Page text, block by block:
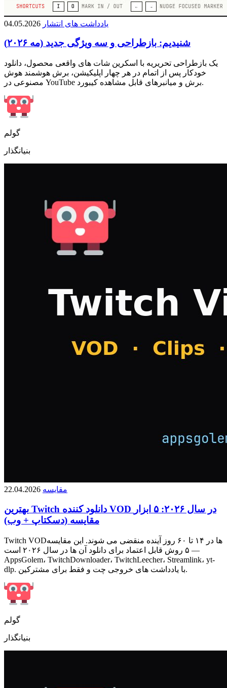
04.05.2026 یادداشت های انتشار
شنیدیم: بازطراحی و سه ویژگی جدید (مه ۲۰۲۶)
یک بازطراحی تحریریه با اسکرین شات های واقعی محصول، دانلود
خودکار پس از اتمام در هر چهار اپلیکیشن، برش هوشمند هوش
مصنوعی در YouTube برش و میانبرهای قابل مشاهده کیبورد.
گولم
بنیانگذار
22.04.2026 مقایسه
بهترین Twitch دانلود کننده VOD در سال ۲۰۲۶: ۵ ابزار
مقایسه (دسکتاپ + وب)
Twitch VODها در ۱۴ تا ۶۰ روز آینده منقضی می شوند. این مقایسه
۵ روش قابل اعتماد برای دانلود آن ها در سال ۲۰۲۶ است —
AppsGolem، TwitchDownloader، TwitchLeecher، Streamlink، yt-
dlp. با یادداشت های خروجی چت و فقط برای مشترکین.
گولم
بنیانگذار